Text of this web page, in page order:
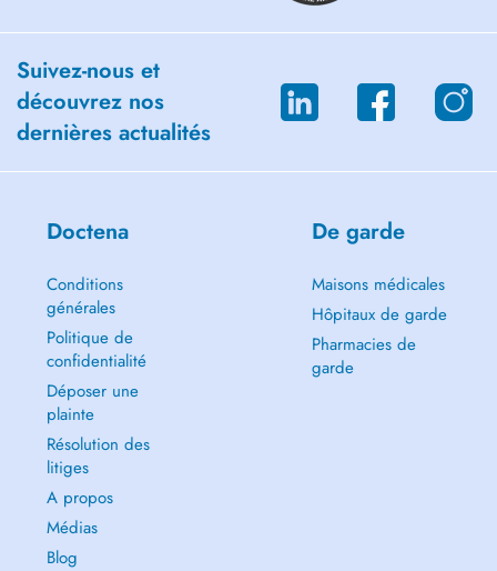
Suivez-nous et
découvrez nos
dernières actualités
Doctena
Conditions
générales
Politique de
confidentialité
Déposer une
plainte
Résolution des
litiges
A propos
Médias
Blog
De garde
Maisons médicales
Hôpitaux de garde
Pharmacies de
garde